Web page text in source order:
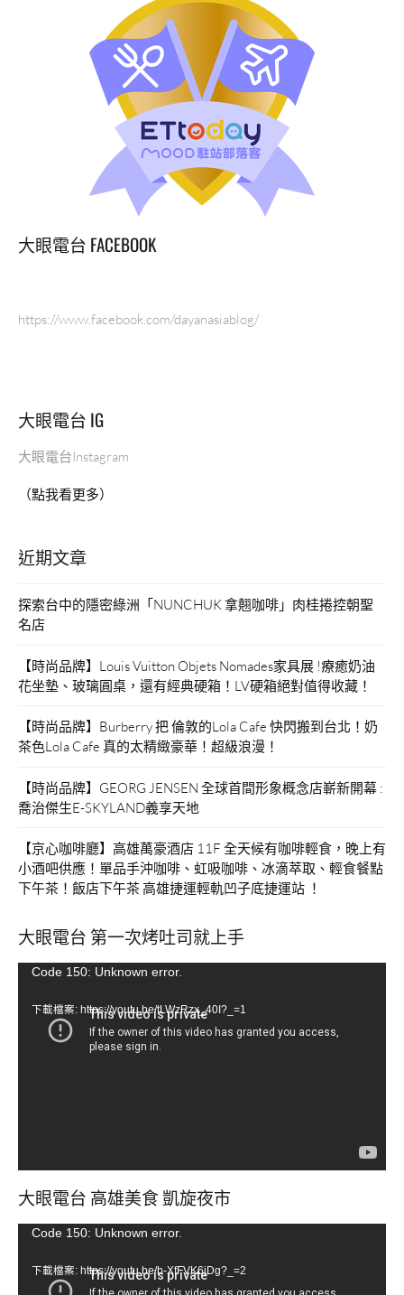
大眼電台 FACEBOOK
https://www.facebook.com/dayanasiablog/
大眼電台 IG
大眼電台Instagram
（點我看更多）
近期文章
探索台中的隱密綠洲「NUNCHUK 拿翹咖啡」肉桂捲控朝聖
名店
【時尚品牌】Louis Vuitton Objets Nomades家具展 !療癒奶油
花坐墊、玻璃圓桌，還有經典硬箱！LV硬箱絕對值得收藏！
【時尚品牌】Burberry 把 倫敦的Lola Cafe 快閃搬到台北！奶
茶色Lola Cafe 真的太精緻豪華！超級浪漫！
【時尚品牌】GEORG JENSEN 全球首間形象概念店嶄新開幕 :
喬治傑生E-SKYLAND義享天地
【京心咖啡廳】高雄萬豪酒店 11F 全天候有咖啡輕食，晚上有
小酒吧供應！單品手沖咖啡、虹吸咖啡、冰滴萃取、輕食餐點
下午茶！飯店下午茶 高雄捷運輕軌凹子底捷運站 ！
大眼電台 第一次烤吐司就上手
視Code 150: Unknown error.
下載檔案: https://youtu.be/tLWzRzx_40I?_=1
大眼電台 高雄美食 凱旋夜市
視Code 150: Unknown error.
下載檔案: https://youtu.be/b-XfFVK6jDg?_=2